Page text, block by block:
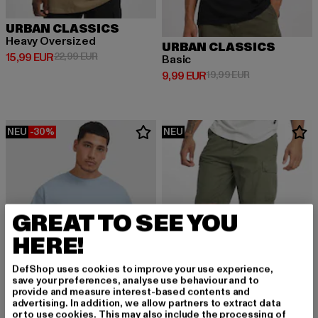
URBAN CLASSICS
Heavy Oversized
15,99 EUR
Derzeitiger Preis: 15,99 EUR
22,99 EURAktionspreis: 22,99 EUR
URBAN CLASSICS
Basic
9,99 EUR
Derzeitiger Preis: 9,99 EUR
19,99 EURAktionspreis:
NEU -30% NEU
GREAT TO SEE YOU
HERE!
DefShop uses cookies to improve your use experience,
save your preferences, analyse use behaviour and to
provide and measure interest-based contents and
advertising. In addition, we allow partners to extract data
or to use cookies. This may also include the processing of